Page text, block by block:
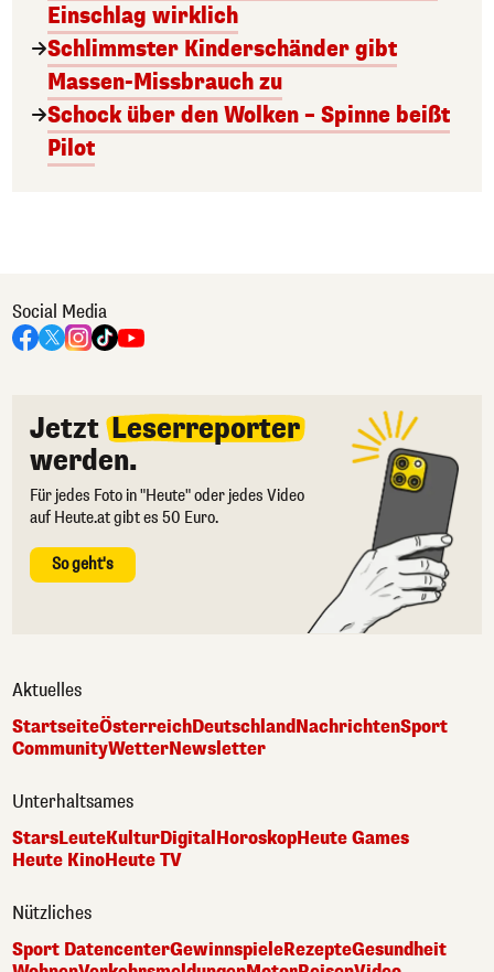
Einschlag wirklich
Schlimmster Kinderschänder gibt
Massen-Missbrauch zu
Schock über den Wolken – Spinne beißt
Pilot
Social Media
Jetzt Leserreporter
werden.
Für jedes Foto in "Heute" oder jedes Video
auf Heute.at gibt es 50 Euro.
So geht's
Aktuelles
StartseiteÖsterreichDeutschlandNachrichtenSport
CommunityWetterNewsletter
Unterhaltsames
StarsLeuteKulturDigital HoroskopHeute Games
Heute KinoHeute TV
Nützliches
Sport DatencenterGewinnspieleRezepteGesundheit